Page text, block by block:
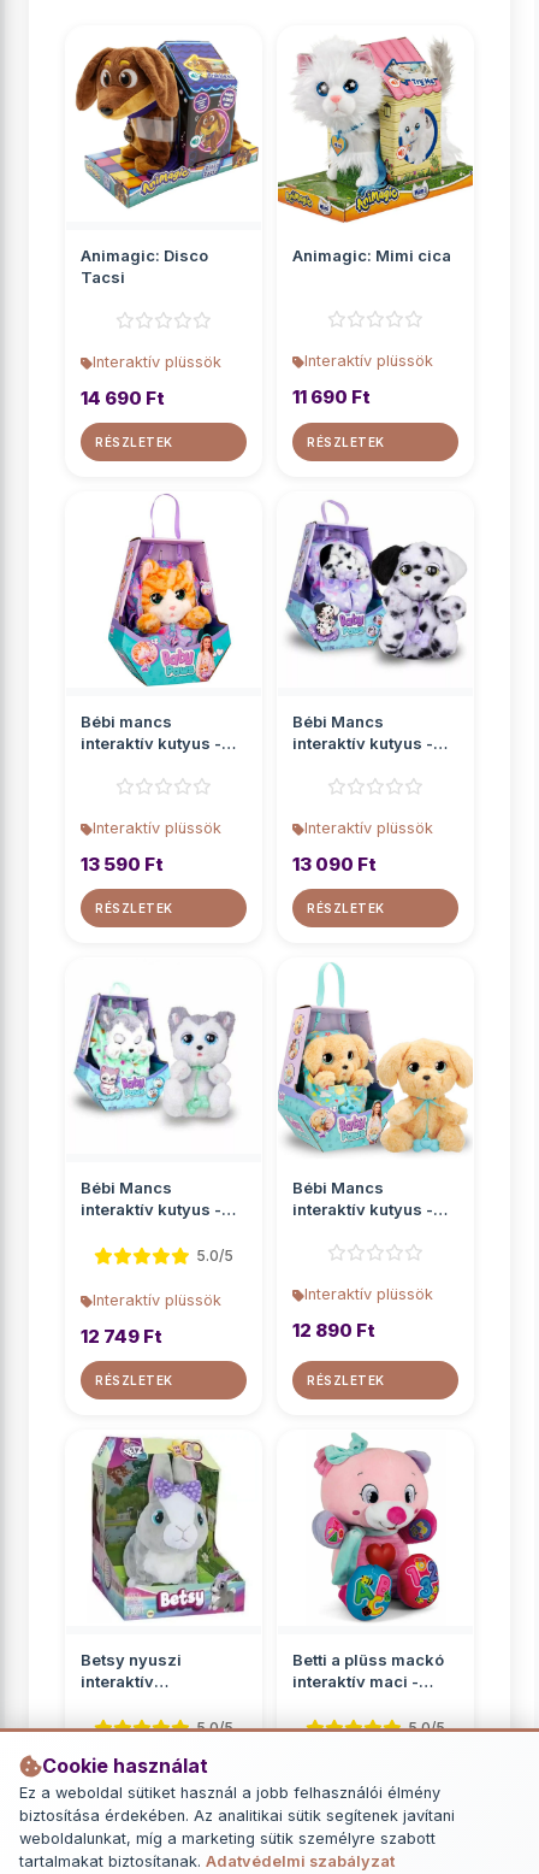
Cookie használat
Ez a weboldal sütiket használ a jobb felhasználói élmény
biztosítása érdekében. Az analitikai sütik segítenek javítani
weboldalunkat, míg a marketing sütik személyre szabott
tartalmakat biztosítanak. Adatvédelmi szabályzat
Animagic: Disco
Tacsi
Interaktív plüssök
14 690 Ft
RÉSZLETEK
Animagic: Mimi cica
Interaktív plüssök
11 690 Ft
RÉSZLETEK
Bébi mancs
interaktív kutyus -
Interaktív plüssök
13 590 Ft
RÉSZLETEK
Bébi Mancs
interaktív kutyus -
Interaktív plüssök
13 090 Ft
RÉSZLETEK
Bébi Mancs
interaktív kutyus -
5.0/5
Interaktív plüssök
12 749 Ft
RÉSZLETEK
Bébi Mancs
interaktív kutyus -
Interaktív plüssök
12 890 Ft
RÉSZLETEK
Betsy nyuszi
interaktív
5.0/5
Interaktív plüssök
15 190 Ft
RÉSZLETEK
Betti a plüss mackó
interaktív maci -
5.0/5
9 990 Ft
RÉSZLETEK